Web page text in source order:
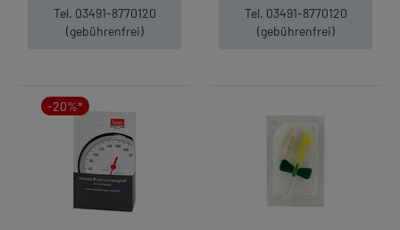
Tel. 03491-8770120
(gebührenfrei)
Tel. 03491-8770120
(gebührenfrei)
-20%*